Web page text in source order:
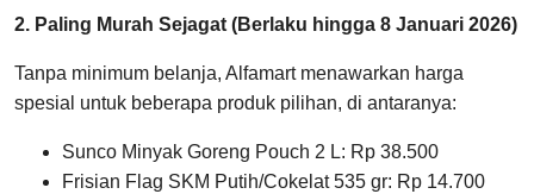
2. Paling Murah Sejagat (Berlaku hingga 8 Januari 2026)
Tanpa minimum belanja, Alfamart menawarkan harga
spesial untuk beberapa produk pilihan, di antaranya:
Sunco Minyak Goreng Pouch 2 L: Rp 38.500
Frisian Flag SKM Putih/Cokelat 535 gr: Rp 14.700